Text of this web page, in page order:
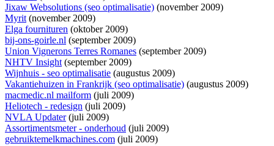
Jixaw Websolutions (seo optimalisatie) (november 2009)
Myrit (november 2009)
Elga fournituren (oktober 2009)
bij-ons-goirle.nl (september 2009)
Union Vignerons Terres Romanes (september 2009)
NHTV Insight (september 2009)
Wijnhuis - seo optimalisatie (augustus 2009)
Vakantiehuizen in Frankrijk (seo optimalisatie) (augustus 2009)
macmedic.nl mailform (juli 2009)
Heliotech - redesign (juli 2009)
NVLA Updater(juli 2009)
Assortimentsmeter - onderhoud (juli 2009)
gebruiktemelkmachines.com (juli 2009)